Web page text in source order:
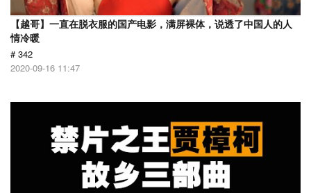
【越哥】一直在脱衣服的国产电影，满屏裸体，说透了中国人的人
情冷暖
# 342
2020-09-16 11:47